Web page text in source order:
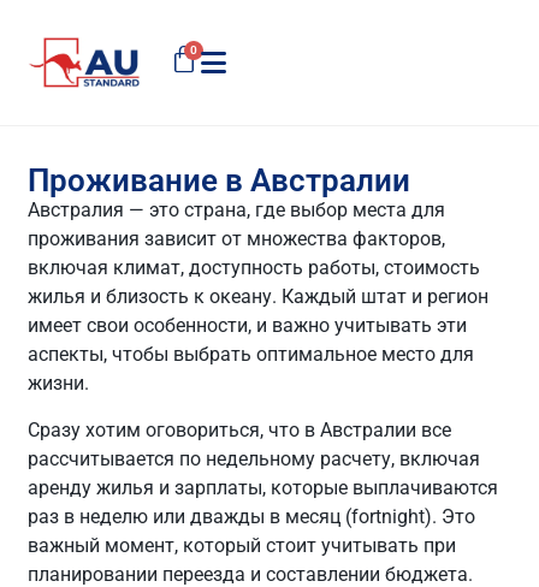
0
Проживание в Австралии
Австралия — это страна, где выбор места для
проживания зависит от множества факторов,
включая климат, доступность работы, стоимость
жилья и близость к океану. Каждый штат и регион
имеет свои особенности, и важно учитывать эти
аспекты, чтобы выбрать оптимальное место для
жизни.
Сразу хотим оговориться, что в Австралии все
рассчитывается по недельному расчету, включая
аренду жилья и зарплаты, которые выплачиваются
раз в неделю или дважды в месяц (fortnight). Это
важный момент, который стоит учитывать при
планировании переезда и составлении бюджета.